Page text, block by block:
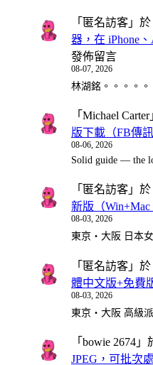
「 匿名訪客 」
器，在 iPhone
發佈留言
08-07, 2026
林湖銘。。。。。
「 Michael Carter
版下載（FB傳訊
08-06, 2026
Solid guide — the
「 匿名訪客 」
新版（Win+Mac
08-03, 2026
東京・大阪 日本
「 匿名訪客 」
體中文版+免費
08-03, 2026
東京・大阪 高級
「 bowie 2674 」
JPEG，可批次